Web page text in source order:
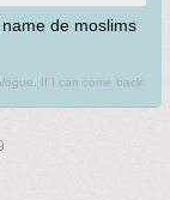
de moslims
If I can come back